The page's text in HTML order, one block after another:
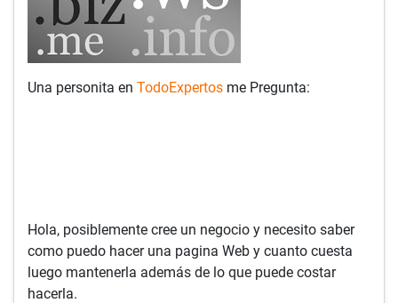
Una personita en TodoExpertos me Pregunta:
Hola, posiblemente cree un negocio y necesito saber
como puedo hacer una pagina Web y cuanto cuesta
luego mantenerla además de lo que puede costar
hacerla.